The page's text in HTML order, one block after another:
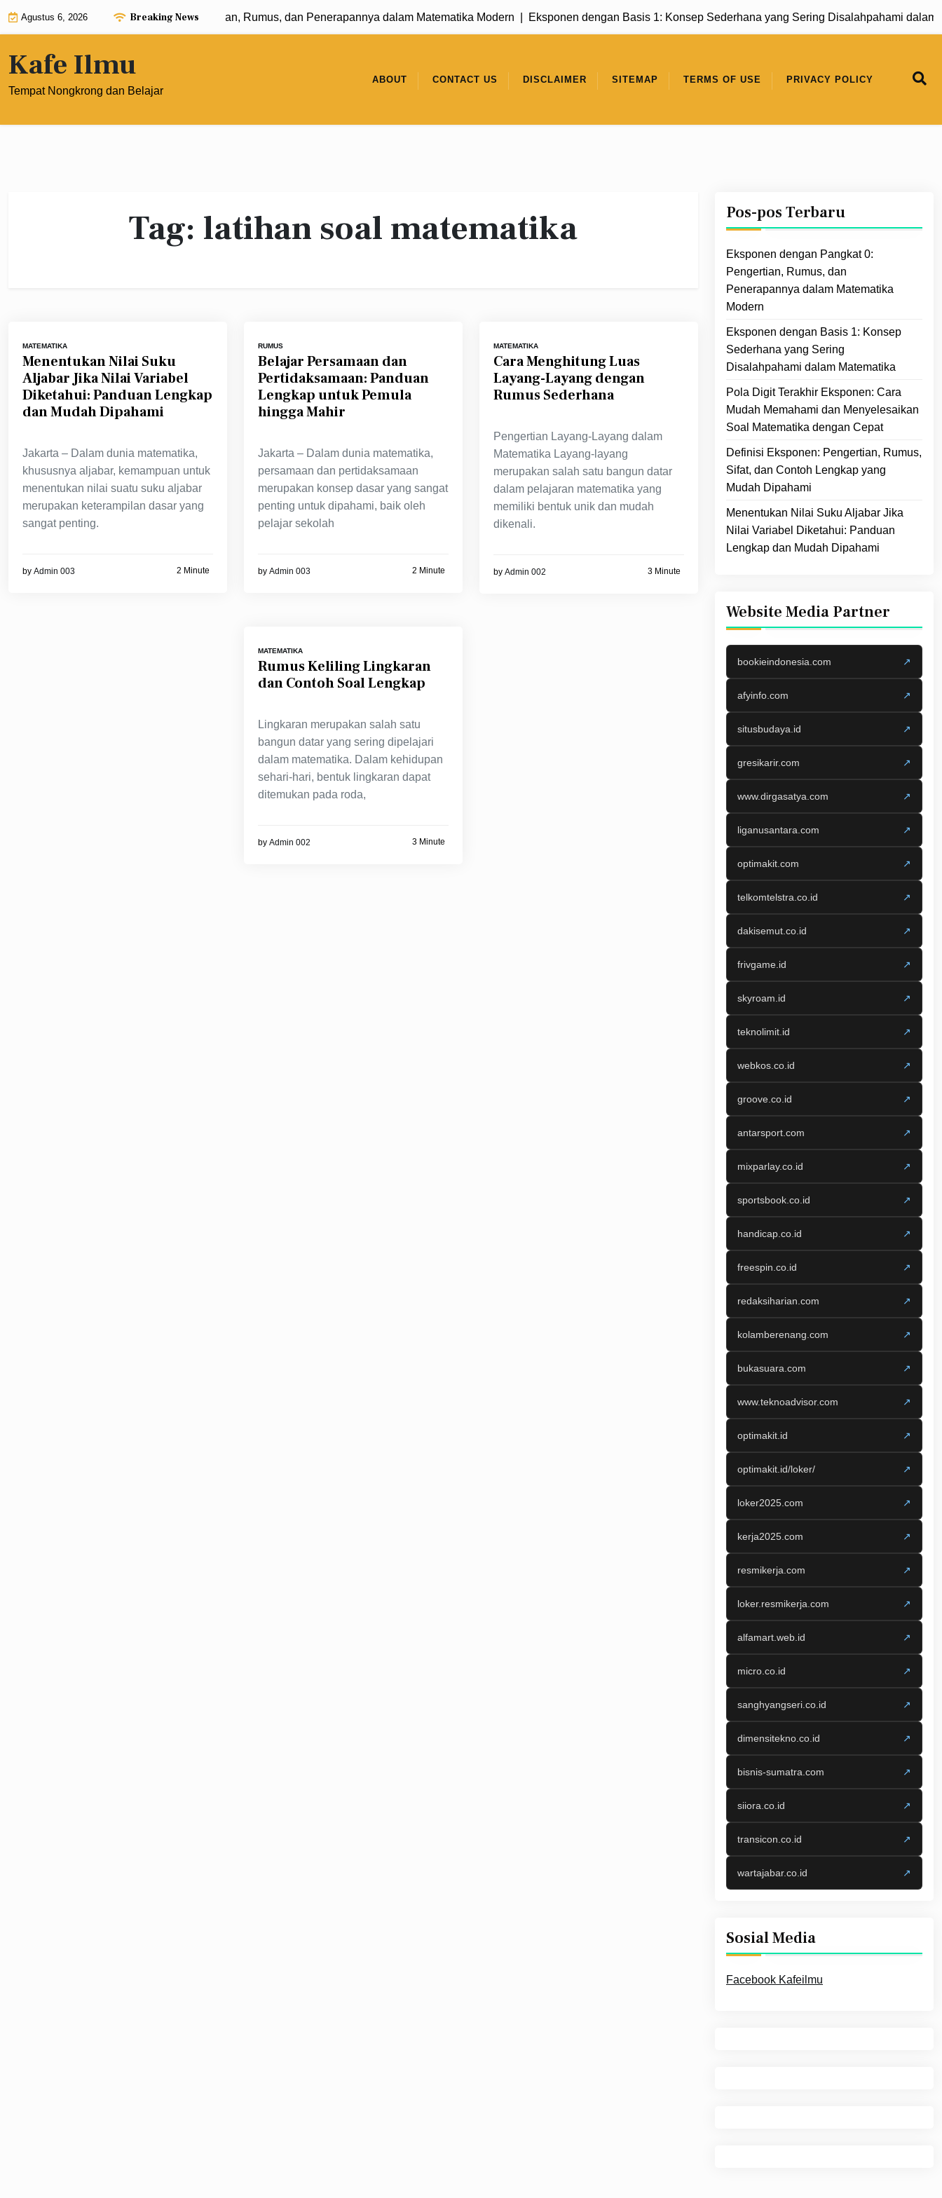
Agustus 6, 2026 Breaking News
Eksponen dengan Pangkat 0: Pengertian, Rumus, dan Penerapannya dalam Matematika Modern |Eksponen dengan Basis 1: Konsep Sederhana yang Sering Disalahpahami dalam
Kafe Ilmu
Tempat Nongkrong dan Belajar
ABOUT CONTACT US DISCLAIMER SITEMAP TERMS OF USE PRIVACY POLICY
Tag: latihan soal matematika
MATEMATIKA
Menentukan Nilai Suku
Aljabar Jika Nilai Variabel
Diketahui: Panduan Lengkap
dan Mudah Dipahami
Jakarta – Dalam dunia matematika,
khususnya aljabar, kemampuan untuk
menentukan nilai suatu suku aljabar
merupakan keterampilan dasar yang
sangat penting.
by Admin 003 2 Minute
RUMUS
Belajar Persamaan dan
Pertidaksamaan: Panduan
Lengkap untuk Pemula
hingga Mahir
Jakarta – Dalam dunia matematika,
persamaan dan pertidaksamaan
merupakan konsep dasar yang sangat
penting untuk dipahami, baik oleh
pelajar sekolah
by Admin 003 2 Minute
MATEMATIKA
Cara Menghitung Luas
Layang-Layang dengan
Rumus Sederhana
Pengertian Layang-Layang dalam
Matematika Layang-layang
merupakan salah satu bangun datar
dalam pelajaran matematika yang
memiliki bentuk unik dan mudah
dikenali.
by Admin 002 3 Minute
MATEMATIKA
Rumus Keliling Lingkaran
dan Contoh Soal Lengkap
Lingkaran merupakan salah satu
bangun datar yang sering dipelajari
dalam matematika. Dalam kehidupan
sehari-hari, bentuk lingkaran dapat
ditemukan pada roda,
by Admin 002 3 Minute
Pos-pos Terbaru
Eksponen dengan Pangkat 0:
Pengertian, Rumus, dan
Penerapannya dalam Matematika
Modern
Eksponen dengan Basis 1: Konsep
Sederhana yang Sering
Disalahpahami dalam Matematika
Pola Digit Terakhir Eksponen: Cara
Mudah Memahami dan Menyelesaikan
Soal Matematika dengan Cepat
Definisi Eksponen: Pengertian, Rumus,
Sifat, dan Contoh Lengkap yang
Mudah Dipahami
Menentukan Nilai Suku Aljabar Jika
Nilai Variabel Diketahui: Panduan
Lengkap dan Mudah Dipahami
Website Media Partner
bookieindonesia.com ↗
afyinfo.com ↗
situsbudaya.id ↗
gresikarir.com ↗
www.dirgasatya.com ↗
liganusantara.com ↗
optimakit.com ↗
telkomtelstra.co.id ↗
dakisemut.co.id ↗
frivgame.id ↗
skyroam.id ↗
teknolimit.id ↗
webkos.co.id ↗
groove.co.id ↗
antarsport.com ↗
mixparlay.co.id ↗
sportsbook.co.id ↗
handicap.co.id ↗
freespin.co.id ↗
redaksiharian.com ↗
kolamberenang.com ↗
bukasuara.com ↗
www.teknoadvisor.com ↗
optimakit.id ↗
optimakit.id/loker/ ↗
loker2025.com ↗
kerja2025.com ↗
resmikerja.com ↗
loker.resmikerja.com ↗
alfamart.web.id ↗
micro.co.id ↗
sanghyangseri.co.id ↗
dimensitekno.co.id ↗
bisnis-sumatra.com ↗
siiora.co.id ↗
transicon.co.id ↗
wartajabar.co.id ↗
Sosial Media
Facebook Kafeilmu